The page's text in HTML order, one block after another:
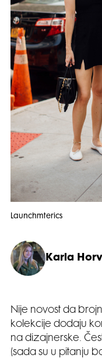
Launchmterics
Karla
Nije novost da
kolekcije dodaju
na dizajnerske.
(sada su u pitanju